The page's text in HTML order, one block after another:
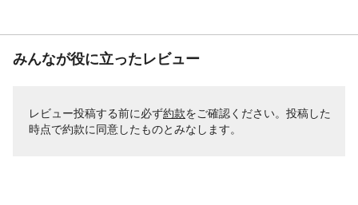
みんなが役に立ったレビュー
レビュー投稿する前に必ず約款をご確認ください。投稿した
時点で約款に同意したものとみなします。